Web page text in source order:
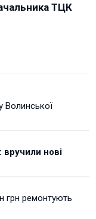
ТЦК
Волинської
нові
грн ремонтують